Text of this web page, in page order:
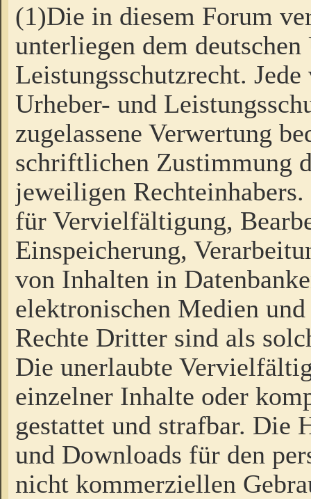
(1)Die in diesem Forum
unterliegen dem
Leistungsschutzrecht.
Urheber- und
zugelassene Verwertung
schriftlichen Zustimmung
jeweiligen
für Vervielfältigung,
Einspeicherung,
von Inhalten in
elektronischen Medien
Rechte Dritter sind als
Die unerlaubte
einzelner Inhalte oder
gestattet und strafbar. Die
und Downloads für den
nicht kommerziellen